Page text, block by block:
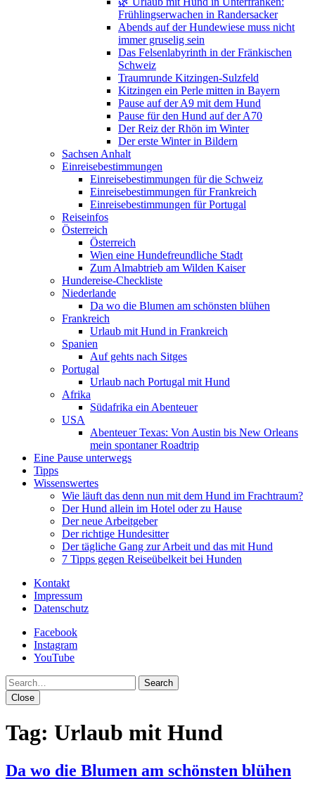
Frühlingserwachen in Randersacker
Abends auf der Hundewiese muss nicht
immer gruselig sein
Das Felsenlabyrinth in der Fränkischen
Schweiz
Traumrunde Kitzingen-Sulzfeld
Kitzingen ein Perle mitten in Bayern
Pause auf der A9 mit dem Hund
Pause für den Hund auf der A70
Der Reiz der Rhön im Winter
Der erste Winter in Bildern
Sachsen Anhalt
Einreisebestimmungen
Einreisebestimmungen für die Schweiz
Einreisebestimmungen für Frankreich
Einreisebestimmungen für Portugal
Reiseinfos
Österreich
Österreich
Wien eine Hundefreundliche Stadt
Zum Almabtrieb am Wilden Kaiser
Hundereise-Checkliste
Niederlande
Da wo die Blumen am schönsten blühen
Frankreich
Urlaub mit Hund in Frankreich
Spanien
Auf gehts nach Sitges
Portugal
Urlaub nach Portugal mit Hund
Afrika
Südafrika ein Abenteuer
USA
Abenteuer Texas: Von Austin bis New Orleans
mein spontaner Roadtrip
Eine Pause unterwegs
Tipps
Wissenswertes
Wie läuft das denn nun mit dem Hund im Frachtraum?
Der Hund allein im Hotel oder zu Hause
Der neue Arbeitgeber
Der richtige Hundesitter
Der tägliche Gang zur Arbeit und das mit Hund
7 Tipps gegen Reiseübelkeit bei Hunden
Kontakt
Impressum
Datenschutz
Facebook
Instagram
YouTube
Search
Close
Tag: Urlaub mit Hund
Da wo die Blumen am schönsten blühen